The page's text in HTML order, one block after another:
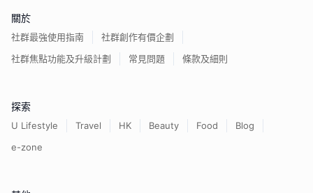
關於
社群最強使用指南
社群創作有價企劃
社群焦點功能及升級計劃
常見問題 條款及細則
探索
U Lifestyle Travel HK Beauty Food
Blog
e-zone